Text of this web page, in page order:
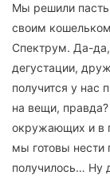
Мы решили
своим
Спектрум. Да-да,
дегустации,
получится у нас
на вещи,
окружающих и в
мы готовы нести
получилось… Ну